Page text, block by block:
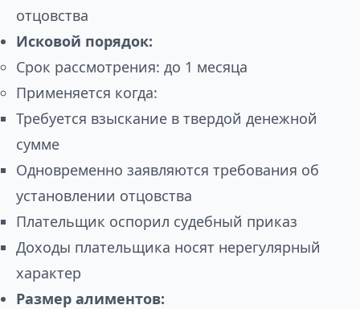
отцовства
Исковой порядок:
Срок рассмотрения: до 1 месяца
Применяется когда:
Требуется взыскание в твердой денежной
сумме
Одновременно заявляются требования об
установлении отцовства
Плательщик оспорил судебный приказ
Доходы плательщика носят нерегулярный
характер
Размер алиментов: